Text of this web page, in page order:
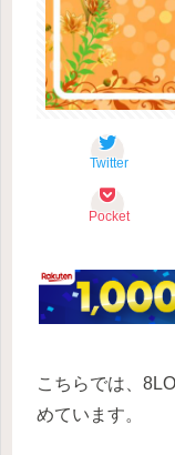
Twitter
Pocket
こちらでは、
めています。